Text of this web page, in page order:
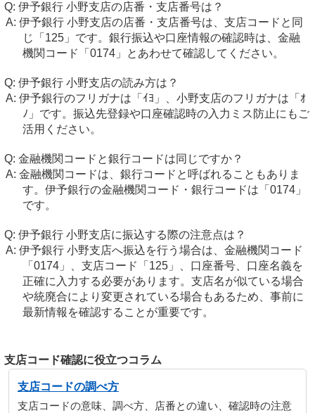
伊予銀行 小野支店の店番・支店番号は？
伊予銀行 小野支店の店番・支店番号は、支店コードと同
じ「125」です。銀行振込や口座情報の確認時は、金融
機関コード「0174」とあわせて確認してください。
伊予銀行 小野支店の読み方は？
伊予銀行のフリガナは「ｲﾖ」、小野支店のフリガナは「ｵ
ﾉ」です。振込先登録や口座確認時の入力ミス防止にもご
活用ください。
金融機関コードと銀行コードは同じですか？
金融機関コードは、銀行コードと呼ばれることもありま
す。伊予銀行の金融機関コード・銀行コードは「0174」
です。
伊予銀行 小野支店に振込する際の注意点は？
伊予銀行 小野支店へ振込を行う場合は、金融機関コード
「0174」、支店コード「125」、口座番号、口座名義を
正確に入力する必要があります。支店名が似ている場合
や統廃合により変更されている場合もあるため、事前に
最新情報を確認することが重要です。
支店コード確認に役立つコラム
支店コードの調べ方
支店コードの意味、調べ方、店番との違い、確認時の注意